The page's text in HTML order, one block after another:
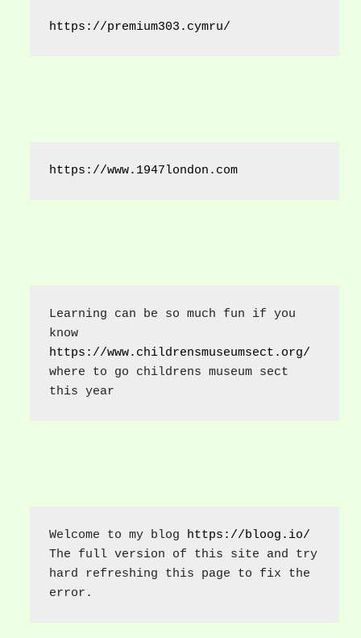
https://premium303.cymru/
https://www.1947london.com
Learning can be so much fun if you
know
https://www.childrensmuseumsect.org/
where to go childrens museum sect
this year
Welcome to my blog https://bloog.io/
The full version of this site and try
hard refreshing this page to fix the
error.